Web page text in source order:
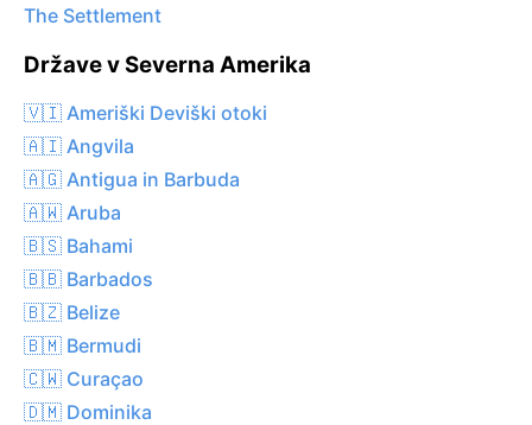
The Settlement
Države v Severna Amerika
🇻🇮 Ameriški Deviški otoki
🇦🇮 Angvila
🇦🇬 Antigua in Barbuda
🇦🇼 Aruba
🇧🇸 Bahami
🇧🇧 Barbados
🇧🇿 Belize
🇧🇲 Bermudi
🇨🇼 Curaçao
🇩🇲 Dominika